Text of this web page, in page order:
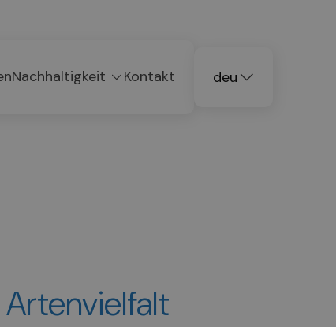
Nachhaltigkeit Kontakt deu